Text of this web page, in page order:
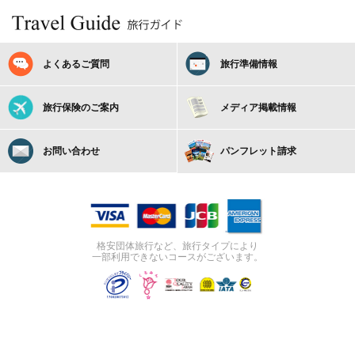
よくあるご質問 旅行準備情報
旅行保険のご案内 メディア掲載情報
お問い合わせ パンフレット請求
格安団体旅行など、旅行タイプにより
一部利用できないコースがございます。